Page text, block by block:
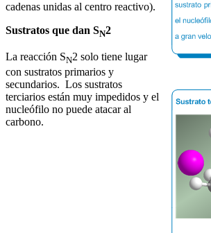
cadenas unidas al centro reactivo).
Sustratos que dan SN2
La reacción SN2 solo tiene lugar
con sustratos primarios y
secundarios. Los sustratos
terciarios están muy impedidos y el
nucleófilo no puede atacar al
carbono.